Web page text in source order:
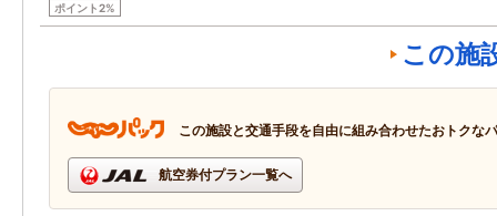
ポイント2%
この施
この施設と交通手段を自由に組み合わせたおトクな
航空券付プラン一覧へ